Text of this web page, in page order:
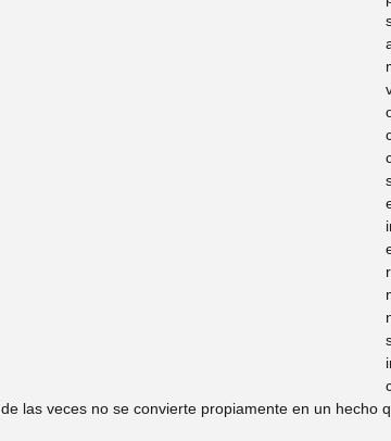
de las veces no se convierte propiamente en un hecho